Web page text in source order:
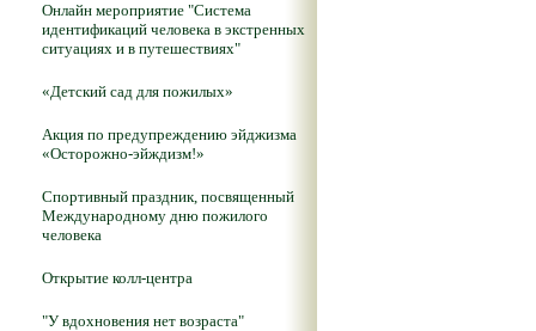
Онлайн мероприятие "Система
идентификаций человека в экстренных
ситуациях и в путешествиях"
«Детский сад для пожилых»
Акция по предупреждению эйджизма
«Осторожно-эйждизм!»
Спортивный праздник, посвященный
Международному дню пожилого
человека
Открытие колл-центра
"У вдохновения нет возраста"